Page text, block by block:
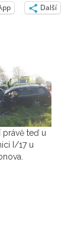
Další
právě teď u
I/17 u